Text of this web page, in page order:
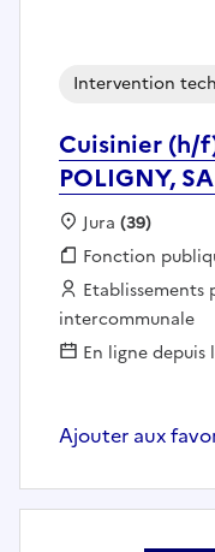
Cuisinier (h/
POLIGNY,
Intervention
Localisation :
Jura (39)
Fonction
Fonction
Employeur :
intercommunale
En ligne depuis
Ajouter aux